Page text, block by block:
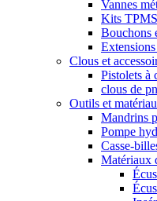
Vannes
Kits TPMS
Bouchons
Clous et
Pistolets à
clous de
Outils et
Mandrins
Pompe
Casse-
Matériaux